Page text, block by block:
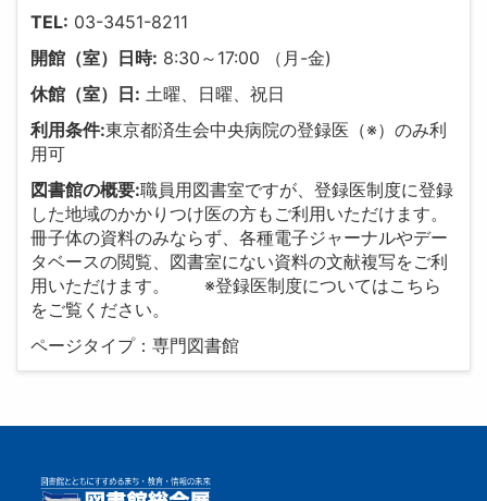
TEL: 03-3451-8211
開館（室）日時: 8:30～17:00 （月-金)
休館（室）日: 土曜、日曜、祝日
利用条件:東京都済生会中央病院の登録医（※）のみ利
用可
図書館の概要:職員用図書室ですが、登録医制度に登録
した地域のかかりつけ医の方もご利用いただけます。
冊子体の資料のみならず、各種電子ジャーナルやデー
タベースの閲覧、図書室にない資料の文献複写をご利
用いただけます。 ※登録医制度についてはこちら
をご覧ください。
ページタイプ：専門図書館